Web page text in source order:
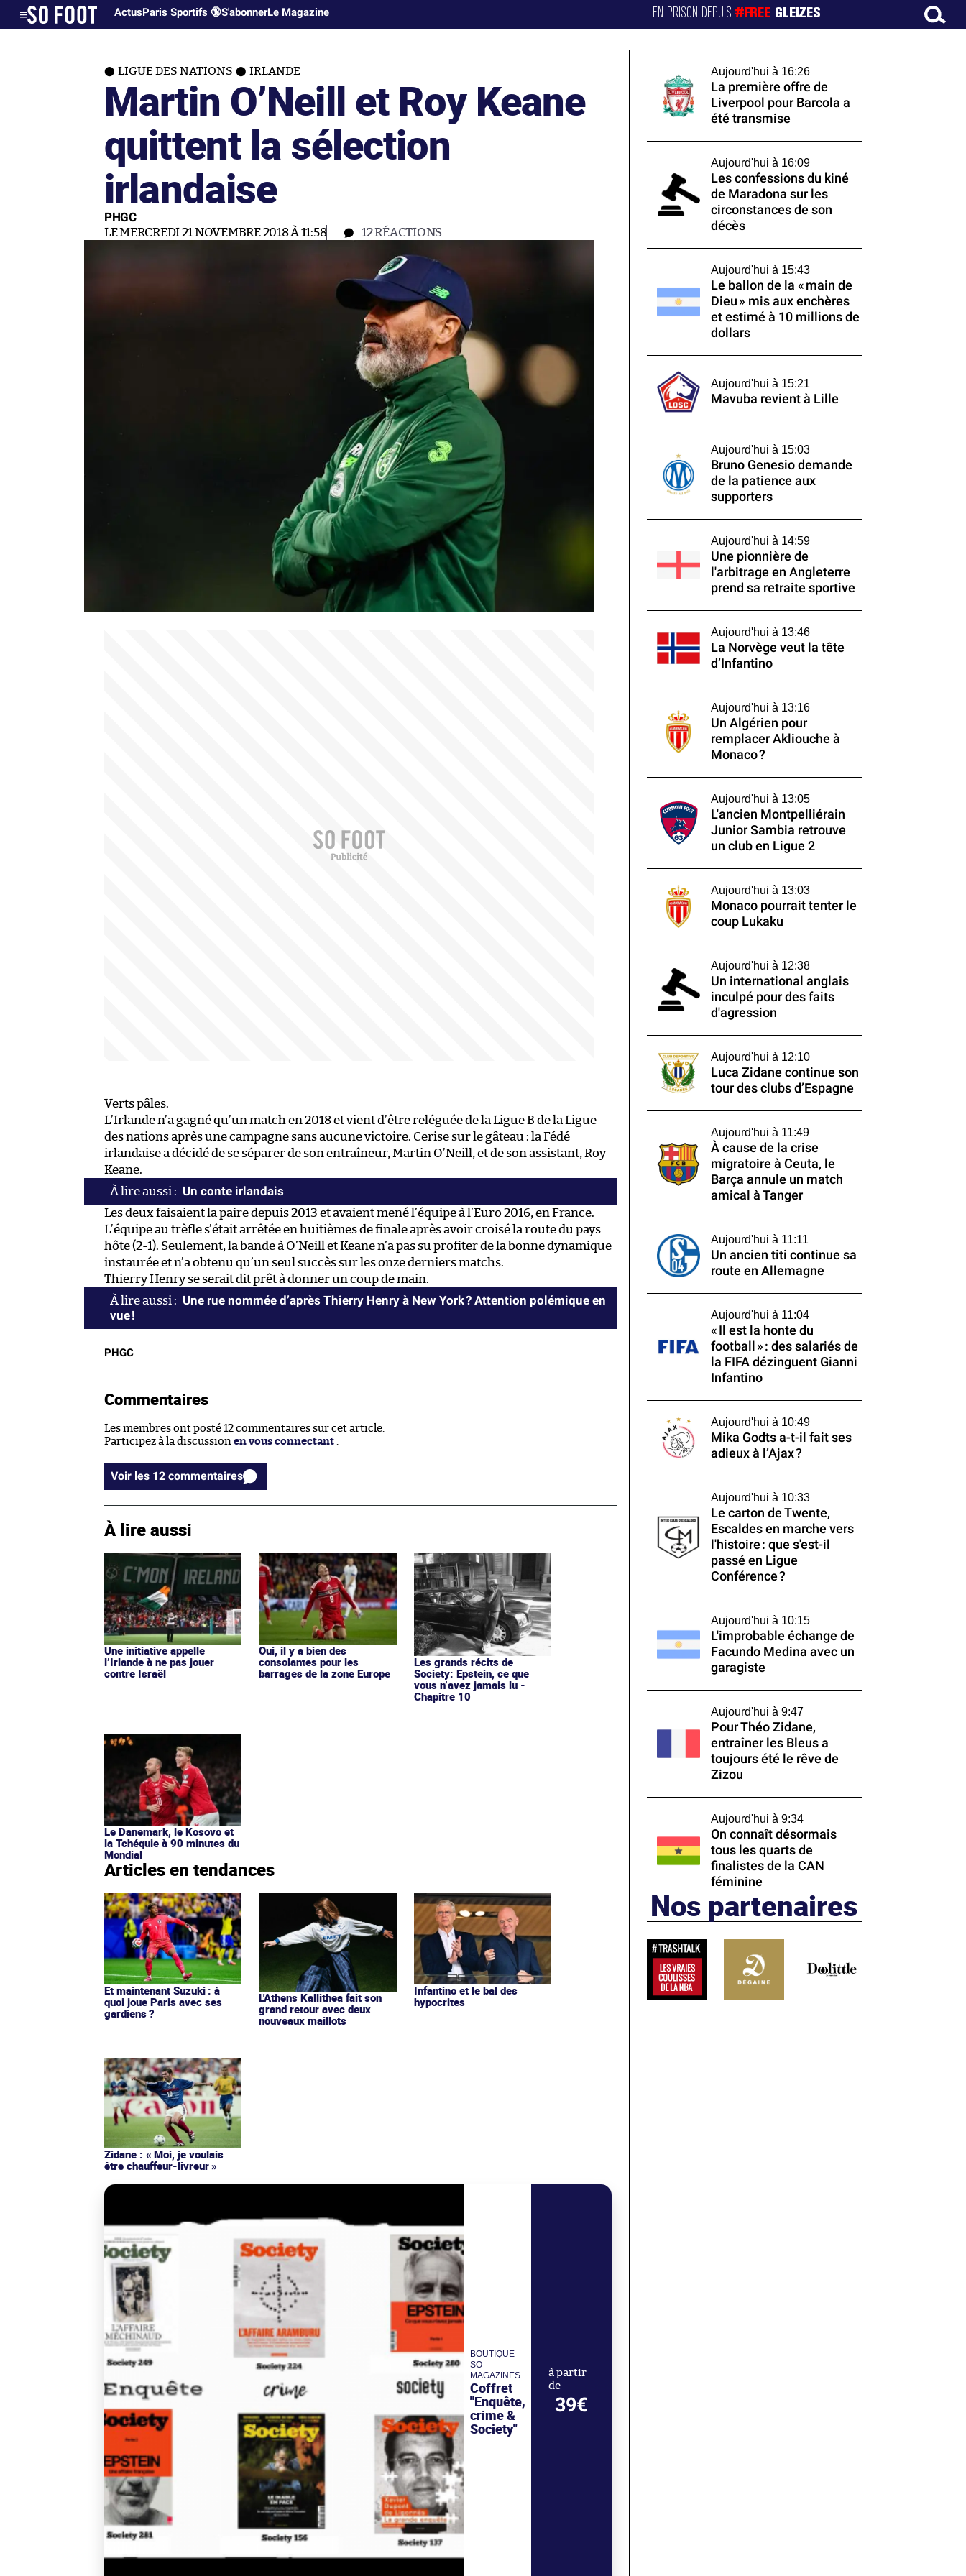
ActusParis Sportifs 🔞S'abonnerLe Magazine EN PRISON DEPUIS#FREE GLEIZES
LIGUE DES NATIONS IRLANDE
Martin O’Neill et Roy Keane
quittent la sélection
irlandaise
PHGC
LE MERCREDI 21 NOVEMBRE 2018 À 11:58 12RÉACTIONS
Verts pâles.
L’Irlande n’a gagné qu’un match en 2018 et vient d’être reléguée de la Ligue B de la Ligue
des nations après une campagne sans aucune victoire. Cerise sur le gâteau : la Fédé
irlandaise a décidé de se séparer de son entraîneur, Martin O’Neill, et de son assistant, Roy
Keane.
Un conte irlandais
Les deux faisaient la paire depuis 2013 et avaient mené l’équipe à l’Euro 2016, en France.
L’équipe au trèfle s’était arrêtée en huitièmes de finale après avoir croisé la route du pays
hôte (2-1). Seulement, la bande à O’Neill et Keane n’a pas su profiter de la bonne dynamique
instaurée et n’a obtenu qu’un seul succès sur les onze derniers matchs.
Thierry Henry se serait dit prêt à donner un coup de main.
Une rue nommée d’après Thierry Henry à New York ? Attention polémique en
vue !
PHGC
Commentaires
Les membres ont posté 12 commentaires sur cet article.
Participez à la discussion en vous connectant .
Voir les 12 commentaires
À lire aussi
Une initiative appelle
l’Irlande à ne pas jouer
contre Israël
Oui, il y a bien des
consolantes pour les
barrages de la zone Europe
Les grands récits de
Society: Epstein, ce que
vous n’avez jamais lu -
Chapitre 10
Le Danemark, le Kosovo et
la Tchéquie à 90 minutes du
Mondial
Articles en tendances
Et maintenant Suzuki : à
quoi joue Paris avec ses
gardiens ?
L'Athens Kallithea fait son
grand retour avec deux
nouveaux maillots
Infantino et le bal des
hypocrites
Zidane : « Moi, je voulais
être chauffeur-livreur »
BOUTIQUE
SO -
MAGAZINES
Coffret
"Enquête,
crime &
Society"
à partir
de
39€
Aujourd'hui à 16:26
La première offre de
Liverpool pour Barcola a
été transmise
Aujourd'hui à 16:09
Les confessions du kiné
de Maradona sur les
circonstances de son
décès
Aujourd'hui à 15:43
Le ballon de la « main de
Dieu » mis aux enchères
et estimé à 10 millions de
dollars
Aujourd'hui à 15:21
Mavuba revient à Lille
Aujourd'hui à 15:03
Bruno Genesio demande
de la patience aux
supporters
Aujourd'hui à 14:59
Une pionnière de
l'arbitrage en Angleterre
prend sa retraite sportive
Aujourd'hui à 13:46
La Norvège veut la tête
d’Infantino
Aujourd'hui à 13:16
Un Algérien pour
remplacer Akliouche à
Monaco ?
Aujourd'hui à 13:05
L'ancien Montpelliérain
Junior Sambia retrouve
un club en Ligue 2
Aujourd'hui à 13:03
Monaco pourrait tenter le
coup Lukaku
Aujourd'hui à 12:38
Un international anglais
inculpé pour des faits
d'agression
Aujourd'hui à 12:10
Luca Zidane continue son
tour des clubs d’Espagne
Aujourd'hui à 11:49
À cause de la crise
migratoire à Ceuta, le
Barça annule un match
amical à Tanger
Aujourd'hui à 11:11
Un ancien titi continue sa
route en Allemagne
Aujourd'hui à 11:04
« Il est la honte du
football » : des salariés de
la FIFA dézinguent Gianni
Infantino
Aujourd'hui à 10:49
Mika Godts a-t-il fait ses
adieux à l’Ajax ?
Aujourd'hui à 10:33
Le carton de Twente,
Escaldes en marche vers
l'histoire : que s'est-il
passé en Ligue
Conférence ?
Aujourd'hui à 10:15
L'improbable échange de
Facundo Medina avec un
garagiste
Aujourd'hui à 9:47
Pour Théo Zidane,
entraîner les Bleus a
toujours été le rêve de
Zizou
Aujourd'hui à 9:34
On connaît désormais
tous les quarts de
finalistes de la CAN
féminine
Nos partenaires